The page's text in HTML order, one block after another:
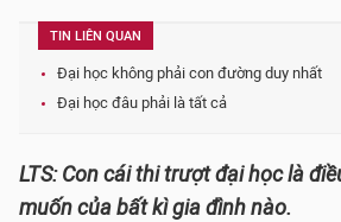
TIN LIÊN QUAN
Đại học không phải con đường duy nhất
Đại học đâu phải là tất cả
LTS:Con cái thi trượt đại học là
muốn của bất kì gia đình nào.